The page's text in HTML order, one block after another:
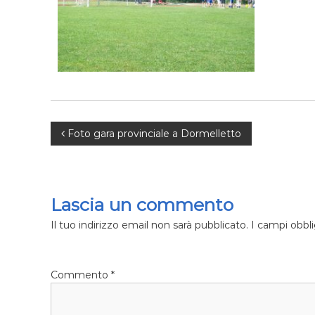
a
t
e
N
v
i
Foto gara provinciale a Dormelletto
Lascia un commento
Il tuo indirizzo email non sarà pubblicato. I campi
Commento *